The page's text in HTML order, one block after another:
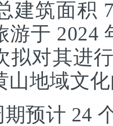
建筑面积
游于 2024
拟对其进
山地域文
预计 24